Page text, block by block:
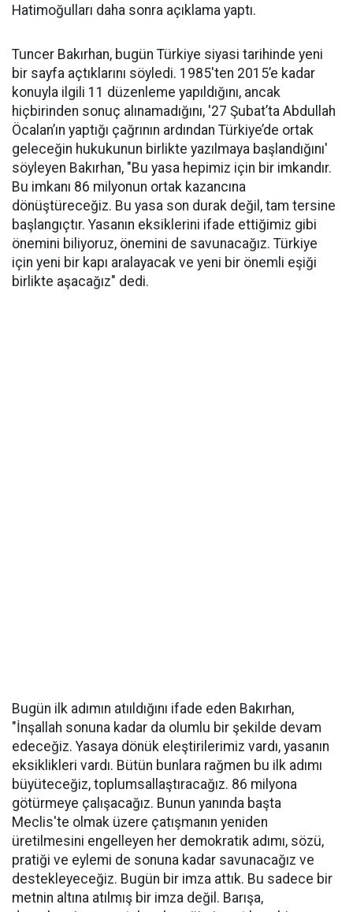
Hatimoğulları daha sonra açıklama yaptı.
Tuncer Bakırhan, bugün Türkiye siyasi tarihinde yeni
bir sayfa açtıklarını söyledi. 1985'ten 2015’e kadar
konuyla ilgili 11 düzenleme yapıldığını, ancak
hiçbirinden sonuç alınamadığını, '27 Şubat’ta Abdullah
Öcalan’ın yaptığı çağrının ardından Türkiye’de ortak
geleceğin hukukunun birlikte yazılmaya başlandığını'
söyleyen Bakırhan, "Bu yasa hepimiz için bir imkandır.
Bu imkanı 86 milyonun ortak kazancına
dönüştüreceğiz. Bu yasa son durak değil, tam tersine
başlangıçtır. Yasanın eksiklerini ifade ettiğimiz gibi
önemini biliyoruz, önemini de savunacağız. Türkiye
için yeni bir kapı aralayacak ve yeni bir önemli eşiği
birlikte aşacağız" dedi.
Bugün ilk adımın atııldığını ifade eden Bakırhan,
"İnşallah sonuna kadar da olumlu bir şekilde devam
edeceğiz. Yasaya dönük eleştirilerimiz vardı, yasanın
eksiklikleri vardı. Bütün bunlara rağmen bu ilk adımı
büyüteceğiz, toplumsallaştıracağız. 86 milyona
götürmeye çalışacağız. Bunun yanında başta
Meclis'te olmak üzere çatışmanın yeniden
üretilmesini engelleyen her demokratik adımı, sözü,
pratiği ve eylemi de sonuna kadar savunacağız ve
destekleyeceğiz. Bugün bir imza attık. Bu sadece bir
metnin altına atılmış bir imza değil. Barışa,